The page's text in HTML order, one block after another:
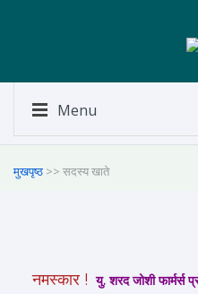
Menu
मुखपृष्ठ >> सदस्य खाते
नमस्कार ! यु. शरद जोशी